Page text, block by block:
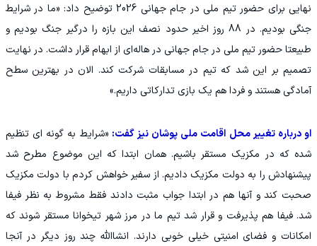
نهایی برای حضور تیم ملی در جام جهانی 2026 توضیح داد: «ما در شرایط
جنگی بودیم. در 88 روز اخیر حدود نصف این بازه را درگیر جنگ بودیم و
طبیعتا حضور تیم ملی در جام جهانی در هاله‌ای از ابهام قرار داشت. در نهایت
تصمیم بر این شد که تیم در مسابقات شرکت کند. الان در بهترین سطح
آمادگی هستند و فردا هم یک بازی تدارکاتی داریم.»
او درباره تغییر محل اقامت ملی پوشان نیز گفت: «شرایط به گونه ای تنظیم
شده که در مکزیک مستقر باشیم. همان ابتدا که این موضوع مطرح شد
پیشنهادش را به دولت مکزیک دادیم. از سفیر خواهش کردم با دولت مکزیک
صحبت کند و آنها هم در ابتدا جواب مثبت دادند فقط مشروط به نظر فیفا
شد. فیفا هم پذیرفت و قرار شد تیم ما در مرز شهر تیخوانا مستقر شوند که
امکانات و فضای امنیتی خیلی خوبی دارند. انشاالله چند روز دیگر در آنجا